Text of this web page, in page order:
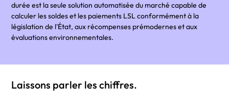
durée est la seule solution automatisée du marché capable de
calculer les soldes et les paiements LSL conformément à la
législation de l'État, aux récompenses prémodernes et aux
évaluations environnementales.
Laissons parler les chiffres.